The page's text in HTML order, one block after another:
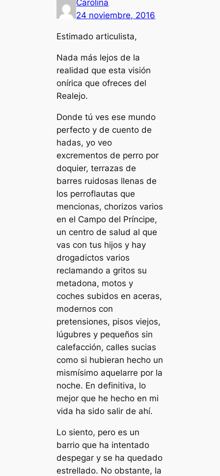
Carolina
24 noviembre, 2016
Estimado articulista,
Nada más lejos de la
realidad que esta visión
onírica que ofreces del
Realejo.
Donde tú ves ese mundo
perfecto y de cuento de
hadas, yo veo
excrementos de perro por
doquier, terrazas de
barres ruidosas llenas de
los perroflautas que
mencionas, chorizos varios
en el Campo del Príncipe,
un centro de salud al que
vas con tus hijos y hay
drogadictos varios
reclamando a gritos su
metadona, motos y
coches subidos en aceras,
modernos con
pretensiones, pisos viejos,
lúgubres y pequeños sin
calefacción, calles sucias
como si hubieran hecho un
mismísimo aquelarre por la
noche. En definitiva, lo
mejor que he hecho en mi
vida ha sido salir de ahí.
Lo siento, pero es un
barrio que ha intentado
despegar y se ha quedado
estrellado. No obstante, la